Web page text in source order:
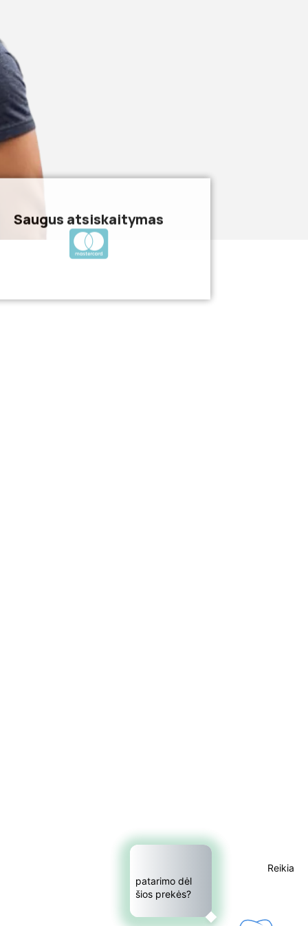
Reikia
patarimo dėl
šios prekės?